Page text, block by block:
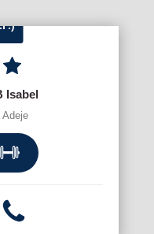
Isabel
Adeje